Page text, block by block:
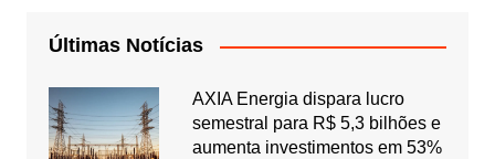
Últimas Notícias
AXIA Energia dispara lucro
semestral para R$ 5,3 bilhões e
aumenta investimentos em 53%